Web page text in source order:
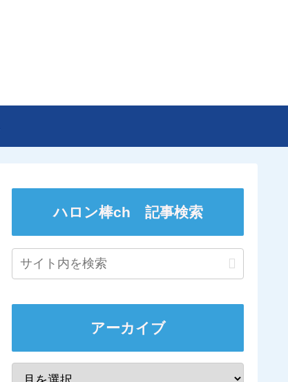
ハロン棒ch 記事検索
アーカイブ